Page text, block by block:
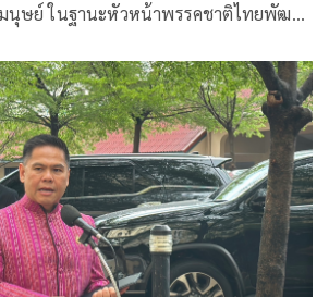
นุษย์ ในฐานะหัวหน้าพรรคชาติไทยพัฒนา